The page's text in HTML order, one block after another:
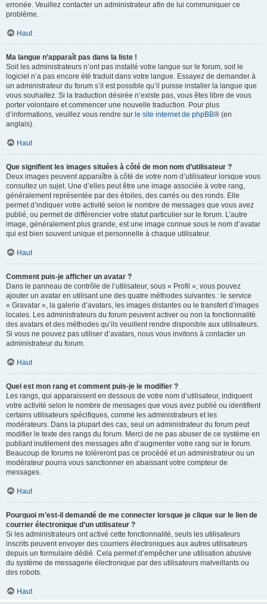
erronée. Veuillez contacter un administrateur afin de lui communiquer ce
problème.
Haut
Ma langue n’apparaît pas dans la liste !
Soit les administrateurs n’ont pas installé votre langue sur le forum, soit le
logiciel n’a pas encore été traduit dans votre langue. Essayez de demander à
un administrateur du forum s’il est possible qu’il puisse installer la langue que
vous souhaitez. Si la traduction désirée n’existe pas, vous êtes libre de vous
porter volontaire et commencer une nouvelle traduction. Pour plus
d’informations, veuillez vous rendre sur le site internet de phpBB® (en
anglais).
Haut
Que signifient les images situées à côté de mon nom d’utilisateur ?
Deux images peuvent apparaître à côté de votre nom d’utilisateur lorsque vous
consultez un sujet. Une d’elles peut être une image associée à votre rang,
généralement représentée par des étoiles, des carrés ou des ronds. Elle
permet d’indiquer votre activité selon le nombre de messages que vous avez
publié, ou permet de différencier votre statut particulier sur le forum. L’autre
image, généralement plus grande, est une image connue sous le nom d’avatar
qui est bien souvent unique et personnelle à chaque utilisateur.
Haut
Comment puis-je afficher un avatar ?
Dans le panneau de contrôle de l’utilisateur, sous « Profil », vous pouvez
ajouter un avatar en utilisant une des quatre méthodes suivantes : le service
« Gravatar », la galerie d’avatars, les images distantes ou le transfert d’images
locales. Les administrateurs du forum peuvent activer ou non la fonctionnalité
des avatars et des méthodes qu’ils veuillent rendre disponible aux utilisateurs.
Si vous ne pouvez pas utiliser d’avatars, nous vous invitons à contacter un
administrateur du forum.
Haut
Quel est mon rang et comment puis-je le modifier ?
Les rangs, qui apparaissent en dessous de votre nom d’utilisateur, indiquent
votre activité selon le nombre de messages que vous avez publié ou identifient
certains utilisateurs spécifiques, comme les administrateurs et les
modérateurs. Dans la plupart des cas, seul un administrateur du forum peut
modifier le texte des rangs du forum. Merci de ne pas abuser de ce système en
publiant inutilement des messages afin d’augmenter votre rang sur le forum.
Beaucoup de forums ne toléreront pas ce procédé et un administrateur ou un
modérateur pourra vous sanctionner en abaissant votre compteur de
messages.
Haut
Pourquoi m’est-il demandé de me connecter lorsque je clique sur le lien de
courrier électronique d’un utilisateur ?
Si les administrateurs ont activé cette fonctionnalité, seuls les utilisateurs
inscrits peuvent envoyer des courriers électroniques aux autres utilisateurs
depuis un formulaire dédié. Cela permet d’empêcher une utilisation abusive
du système de messagerie électronique par des utilisateurs malveillants ou
des robots.
Haut